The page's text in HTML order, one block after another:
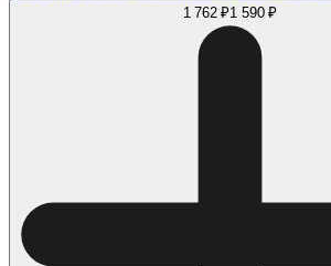
1 762 ₽1 590 ₽